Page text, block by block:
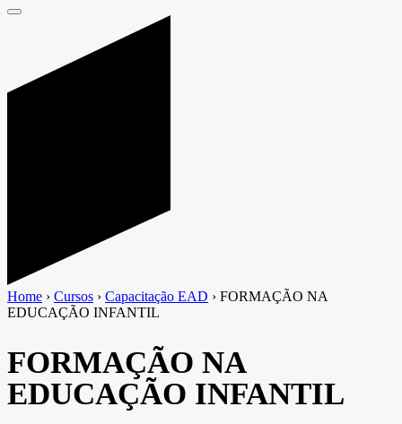
Home › Cursos › Capacitação EAD › FORMAÇÃO NA
EDUCAÇÃO INFANTIL
FORMAÇÃO NA
EDUCAÇÃO INFANTIL